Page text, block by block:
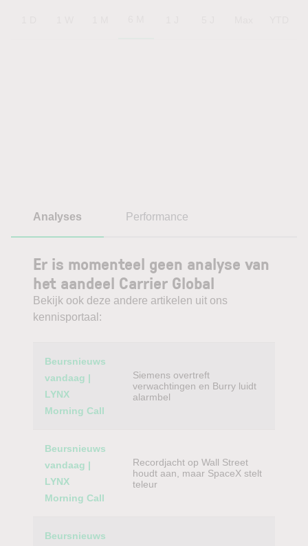
Analyses Performance
Er is momenteel geen analyse van
het aandeel Carrier Global
Bekijk ook deze andere artikelen uit ons
kennisportaal:
Category
Beursnieuws
vandaag |
LYNX
Morning Call
Siemens overtreft
verwachtingen en Burry luidt
alarmbel
Beursnieuws
vandaag |
LYNX
Morning Call
Recordjacht op Wall Street
houdt aan, maar SpaceX stelt
teleur
Beursnieuws